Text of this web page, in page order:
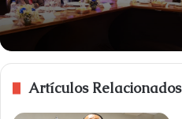
Artículos Relacionados